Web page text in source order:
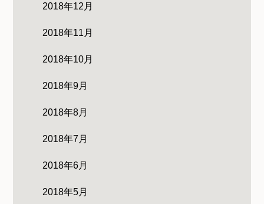
2018年12月
2018年11月
2018年10月
2018年9月
2018年8月
2018年7月
2018年6月
2018年5月